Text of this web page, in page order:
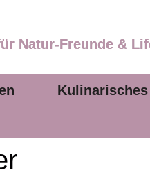
Natur-Freunde &
Kulinarisches